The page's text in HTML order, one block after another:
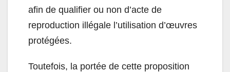
afin de qualifier ou non d’acte de
reproduction illégale l’utilisation d’œuvres
protégées.
Toutefois, la portée de cette proposition